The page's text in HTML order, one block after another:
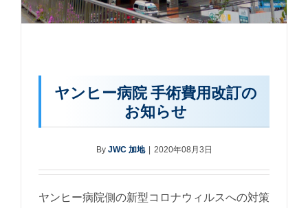
ヤンヒー病院 手術費用改訂の
お知らせ
By JWC 加地 | 2020年08月3日
ヤンヒー病院側の新型コロナウィルスへの対策